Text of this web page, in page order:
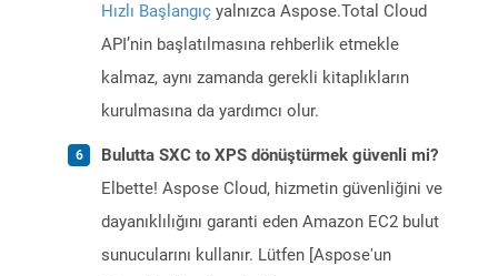
Hızlı Başlangıç yalnızca Aspose.Total Cloud
API’nin başlatılmasına rehberlik etmekle
kalmaz, aynı zamanda gerekli kitaplıkların
kurulmasına da yardımcı olur.
Bulutta SXC to XPS dönüştürmek güvenli mi?
Elbette! Aspose Cloud, hizmetin güvenliğini ve
dayanıklılığını garanti eden Amazon EC2 bulut
sunucularını kullanır. Lütfen [Aspose'un